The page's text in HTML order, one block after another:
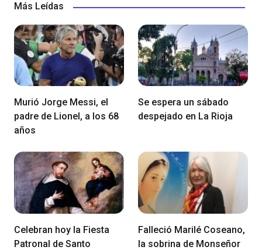
Más Leídas
Murió Jorge Messi, el
padre de Lionel, a los 68
años
Se espera un sábado
despejado en La Rioja
Celebran hoy la Fiesta
Patronal de Santo
Falleció Marilé Coseano,
la sobrina de Monseñor